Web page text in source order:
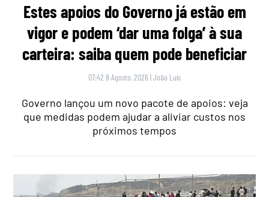
Estes apoios do Governo já estão em
vigor e podem ‘dar uma folga’ à sua
carteira: saiba quem pode beneficiar
07:42 8 Agosto, 2026 |João Luís
Governo lançou um novo pacote de apoios: veja
que medidas podem ajudar a aliviar custos nos
próximos tempos